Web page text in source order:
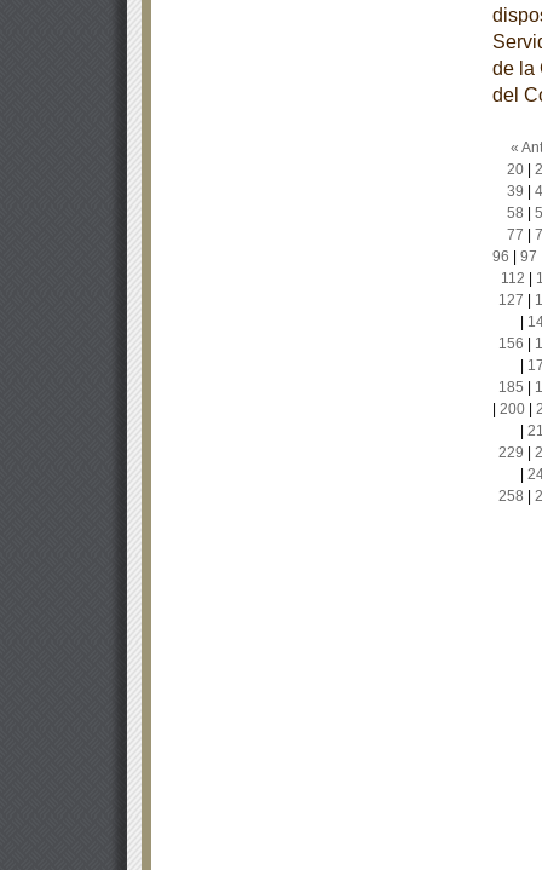
de la
del
«
20|
39
58
77
96
97
112
127
156
185
200|
229
258